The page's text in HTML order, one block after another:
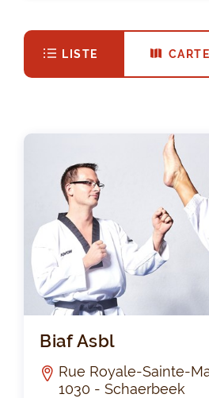
LISTE CARTE
Biaf Asbl
Rue Royale-Sainte-
1030 - Schaerbeek